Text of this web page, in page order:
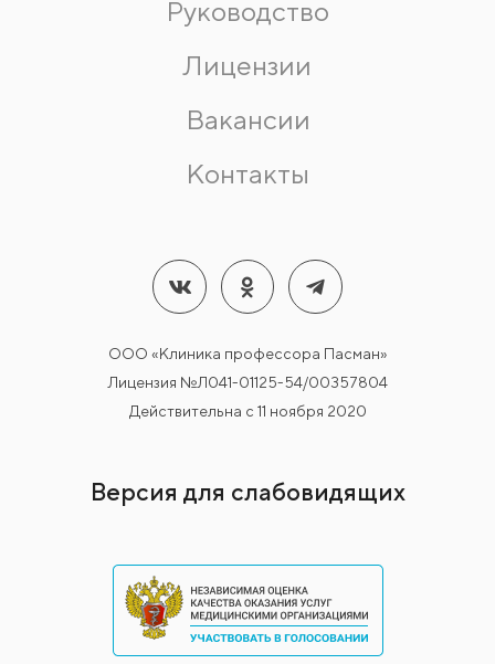
Руководство
Лицензии
Вакансии
Контакты
ООО «Клиника профессора Пасман»
Лицензия №Л041-01125-54/00357804
Действительна с 11 ноября 2020
Версия для слабовидящих